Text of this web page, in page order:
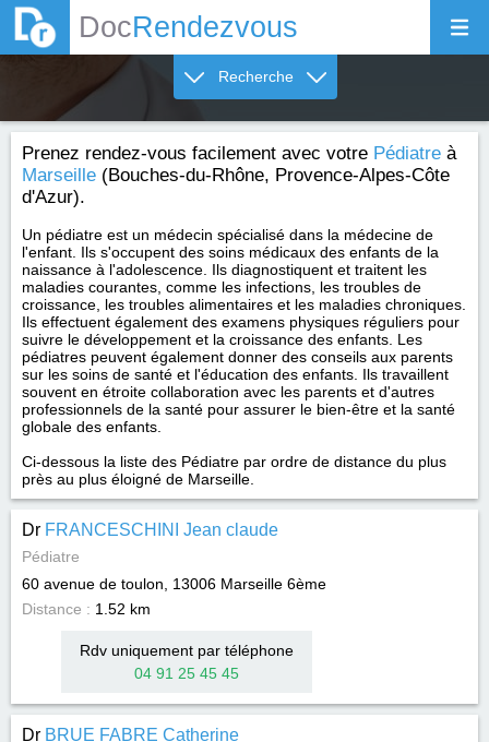
DocRendezvous
Recherche
Prenez rendez-vous facilement avec votre Pédiatre à
Marseille (Bouches-du-Rhône, Provence-Alpes-Côte
d'Azur).
Un pédiatre est un médecin spécialisé dans la médecine de
l'enfant. Ils s'occupent des soins médicaux des enfants de la
naissance à l'adolescence. Ils diagnostiquent et traitent les
maladies courantes, comme les infections, les troubles de
croissance, les troubles alimentaires et les maladies chroniques.
Ils effectuent également des examens physiques réguliers pour
suivre le développement et la croissance des enfants. Les
pédiatres peuvent également donner des conseils aux parents
sur les soins de santé et l'éducation des enfants. Ils travaillent
souvent en étroite collaboration avec les parents et d'autres
professionnels de la santé pour assurer le bien-être et la santé
globale des enfants.
Ci-dessous la liste des Pédiatre par ordre de distance du plus
près au plus éloigné de Marseille.
Dr FRANCESCHINI Jean claude
Pédiatre
60 avenue de toulon, 13006 Marseille 6ème
Distance : 1.52 km
Rdv uniquement par téléphone
04 91 25 45 45
Dr BRUE FABRE Catherine